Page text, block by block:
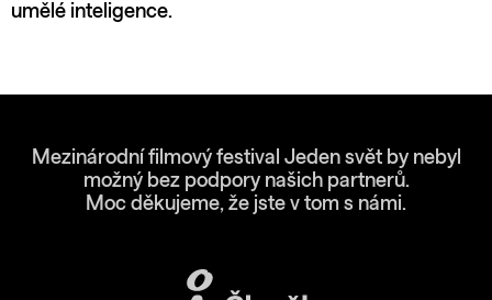
umělé inteligence.
Mezinárodní filmový festival Jeden svět by nebyl
možný bez podpory našich partnerů.
Moc děkujeme, že jste v tom s námi.